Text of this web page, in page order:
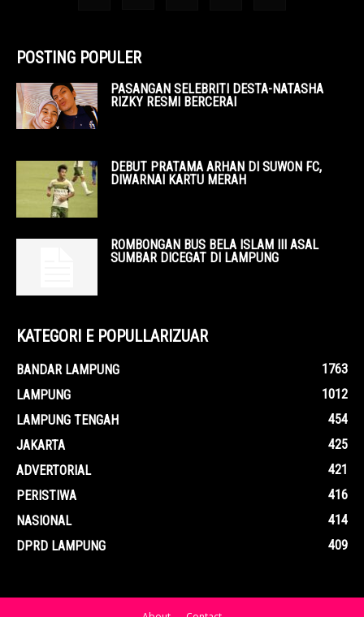
POSTING POPULER
PASANGAN SELEBRITI DESTA-NATASHA
RIZKY RESMI BERCERAI
DEBUT PRATAMA ARHAN DI SUWON FC,
DIWARNAI KARTU MERAH
ROMBONGAN BUS BELA ISLAM III ASAL
SUMBAR DICEGAT DI LAMPUNG
KATEGORI E POPULLARIZUAR
BANDAR LAMPUNG
1763
LAMPUNG
1012
LAMPUNG TENGAH
454
JAKARTA
425
ADVERTORIAL
421
PERISTIWA
416
NASIONAL
414
DPRD LAMPUNG
409